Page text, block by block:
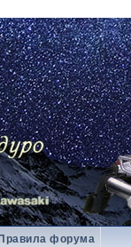
Правила форума